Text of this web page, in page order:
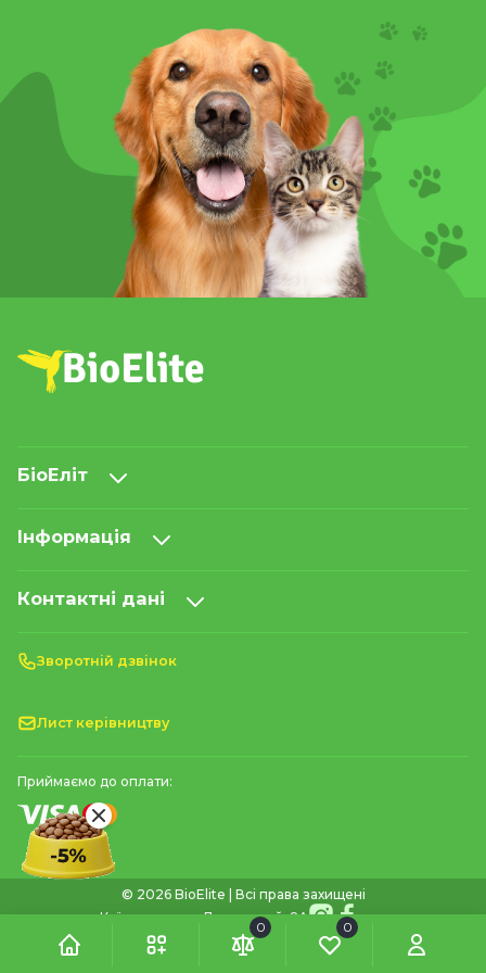
БіоЕліт
Інформація
Контактні дані
Зворотній дзвінок
Лист керівництву
Приймаємо до оплати:
© 2026 BioElite | Всі права захищені
м. Київ, проспект Литовський, 8А
0 0